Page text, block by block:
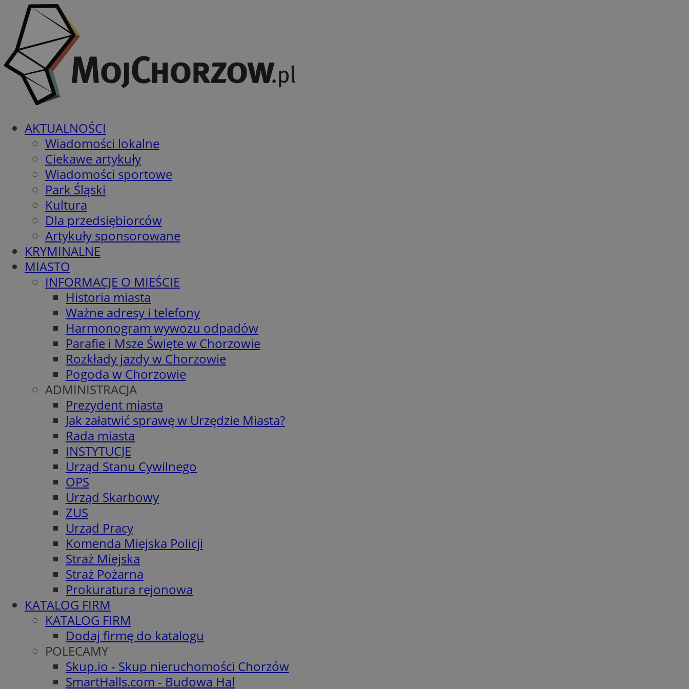
AKTUALNOŚCI
Wiadomości lokalne
Ciekawe artykuły
Wiadomości sportowe
Park Śląski
Kultura
Dla przedsiębiorców
Artykuły sponsorowane
KRYMINALNE
MIASTO
INFORMACJE O MIEŚCIE
Historia miasta
Ważne adresy i telefony
Harmonogram wywozu odpadów
Parafie i Msze Święte w Chorzowie
Rozkłady jazdy w Chorzowie
Pogoda w Chorzowie
ADMINISTRACJA
Prezydent miasta
Jak załatwić sprawę w Urzędzie Miasta?
Rada miasta
INSTYTUCJE
Urząd Stanu Cywilnego
OPS
Urząd Skarbowy
ZUS
Urząd Pracy
Komenda Miejska Policji
Straż Miejska
Straż Pożarna
Prokuratura rejonowa
KATALOG FIRM
KATALOG FIRM
Dodaj firmę do katalogu
POLECAMY
Skup.io - Skup nieruchomości Chorzów
SmartHalls.com - Budowa Hal